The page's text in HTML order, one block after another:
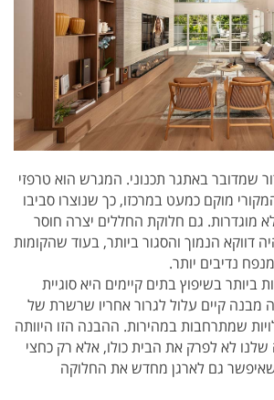
שמדובר באתגר תכנוני. המגרש הוא טרפזי
מוקם כמעט במרכזו, כך שנוצרו סביבו
מוגדרות. גם חלוקת החללים יצרה חוסר
דווקא הנמוך והסגור ביותר, בעוד שהקומות
נדיבים יותר.
ביותר בשיפוץ בתים קיימים היא סוגיית
מבנה קיים עלול לגרור אחריו שרשרת של
שמתרחבות במהירות. ההבנה הזו היוותה
לא לפרק את הבית כולו, אלא רק כחצי
גם לארגן מחדש את החלוקה